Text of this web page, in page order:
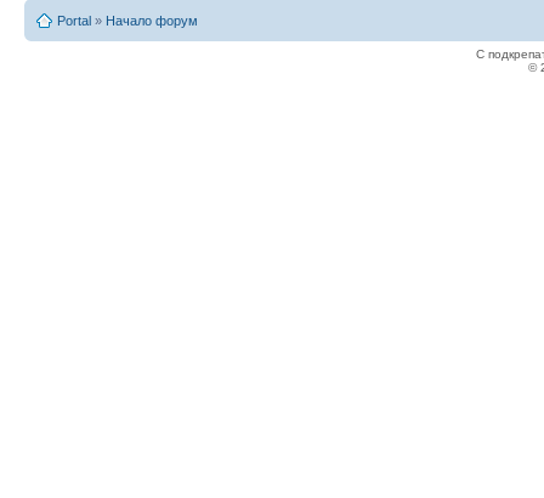
Portal » Начало форум
С
©